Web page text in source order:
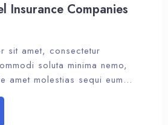
Insurance Companies
sit amet, consectetur
soluta minima nemo,
amet molestias sequi eum…